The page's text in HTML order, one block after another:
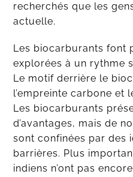
recherchés que les
actuelle.
Les biocarburants font
explorées à un rythme
Le motif derrière le
l’empreinte carbone et
Les biocarburants
d’avantages, mais de
sont confinées par des
barrières. Plus
indiens n’ont pas